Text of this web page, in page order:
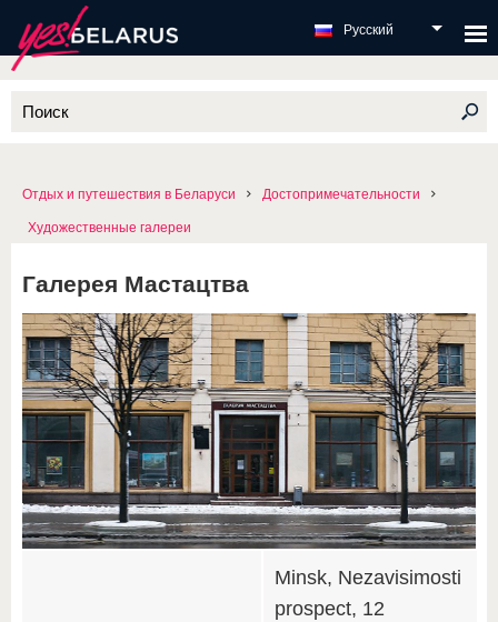
Русский
Отдых и путешествия в Беларуси Достопримечательности
Художественные галереи
Галерея Мастацтва
Minsk, Nezavisimosti
prospect, 12